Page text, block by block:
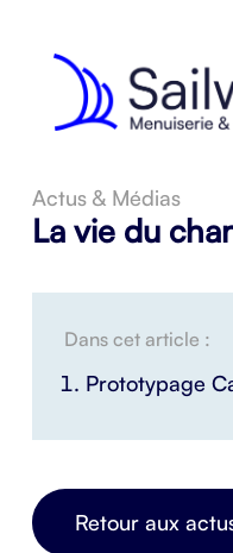
Actus & Médias
La vie du
Dans cet article :
Prototypage
Retour aux